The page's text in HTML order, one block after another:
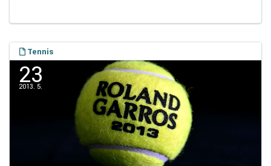
우승도 떼어 놓은 당상처럼 보입니다. 그래도 도전자가 없는 건 아..
Tennis
23
2013. 5.